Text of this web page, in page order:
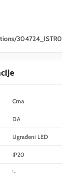
Crna
DA
Ugrađeni LED
IP20
'-